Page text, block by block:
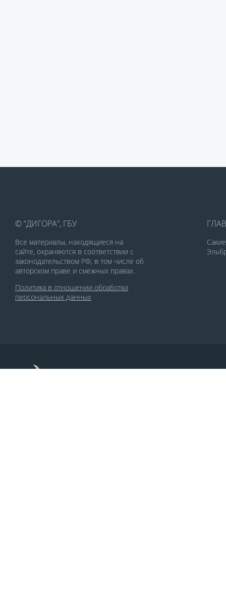
© “ДИГОРА”, ГБУ
Все материалы, находящиеся на
сайте, охраняются в соответствии с
законодательством РФ, в том числе об
авторском праве и смежных правах.
Политика в отношении обработки
персональных данных